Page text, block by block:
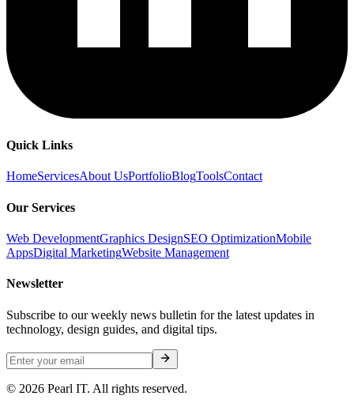
Quick Links
HomeServicesAbout UsPortfolioBlogToolsContact
Our Services
Web DevelopmentGraphics DesignSEO OptimizationMobile
AppsDigital MarketingWebsite Management
Newsletter
Subscribe to our weekly news bulletin for the latest updates in
technology, design guides, and digital tips.
© 2026 Pearl IT. All rights reserved.